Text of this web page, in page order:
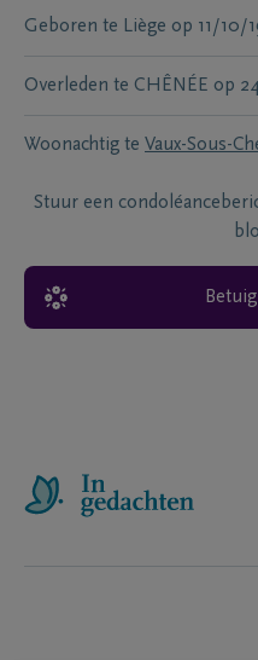
Geboren te Liège op 11/10/
Overleden te CHÊNÉE op
Woonachtig te Vaux-Sous-
Stuur een